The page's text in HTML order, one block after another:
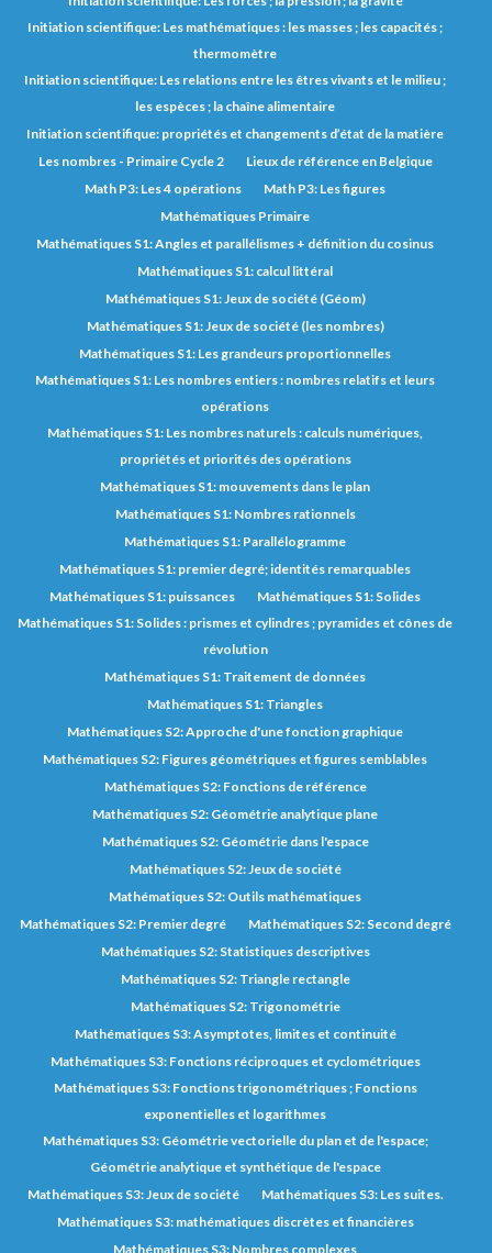
Initiation scientifique: Les mathématiques : les masses ; les capacités ;
thermomètre
Initiation scientifique: Les relations entre les êtres vivants et le milieu ;
les espèces ; la chaîne alimentaire
Initiation scientifique: propriétés et changements d’état de la matière
Les nombres - Primaire Cycle 2
Lieux de référence en Belgique
Math P3: Les 4 opérations
Math P3: Les figures
Mathématiques Primaire
Mathématiques S1: Angles et parallélismes + définition du cosinus
Mathématiques S1: calcul littéral
Mathématiques S1: Jeux de société (Géom)
Mathématiques S1: Jeux de société (les nombres)
Mathématiques S1: Les grandeurs proportionnelles
Mathématiques S1: Les nombres entiers : nombres relatifs et leurs
opérations
Mathématiques S1: Les nombres naturels : calculs numériques,
propriétés et priorités des opérations
Mathématiques S1: mouvements dans le plan
Mathématiques S1: Nombres rationnels
Mathématiques S1: Parallélogramme
Mathématiques S1: premier degré; identités remarquables
Mathématiques S1: puissances
Mathématiques S1: Solides
Mathématiques S1: Solides : prismes et cylindres ; pyramides et cônes de
révolution
Mathématiques S1: Traitement de données
Mathématiques S1: Triangles
Mathématiques S2: Approche d'une fonction graphique
Mathématiques S2: Figures géométriques et figures semblables
Mathématiques S2: Fonctions de référence
Mathématiques S2: Géométrie analytique plane
Mathématiques S2: Géométrie dans l'espace
Mathématiques S2: Jeux de société
Mathématiques S2: Outils mathématiques
Mathématiques S2: Premier degré
Mathématiques S2: Second degré
Mathématiques S2: Statistiques descriptives
Mathématiques S2: Triangle rectangle
Mathématiques S2: Trigonométrie
Mathématiques S3: Asymptotes, limites et continuité
Mathématiques S3: Fonctions réciproques et cyclométriques
Mathématiques S3: Fonctions trigonométriques ; Fonctions
exponentielles et logarithmes
Mathématiques S3: Géométrie vectorielle du plan et de l'espace;
Géométrie analytique et synthétique de l'espace
Mathématiques S3: Jeux de société
Mathématiques S3: Les suites.
Mathématiques S3: mathématiques discrètes et financières
Mathématiques S3: Nombres complexes